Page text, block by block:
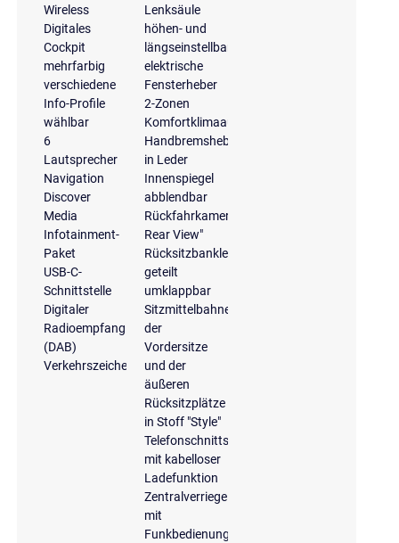
Wireless
Digitales
Cockpit
mehrfarbig
verschiedene
Info-Profile
wählbar
6
Lautsprecher
Navigation
Discover
Media
Infotainment-
Paket
USB-C-
Schnittstelle
Digitaler
Radioempfang
(DAB)
Verkehrszeichenerkennung
Lenksäule
höhen- und
längseinstellbar
elektrische
Fensterheber
2-Zonen
Komfortklimaautomatik
Handbremshebelgriff
in Leder
Innenspiegel
abblendbar
Rückfahrkamera
Rear View"
Rücksitzbanklehne,
geteilt
umklappbar
Sitzmittelbahnen
der
Vordersitze
und der
äußeren
Rücksitzplätze
in Stoff "Style"
Telefonschnittstelle
mit kabelloser
Ladefunktion
Zentralverriegelung
mit
Funkbedienung